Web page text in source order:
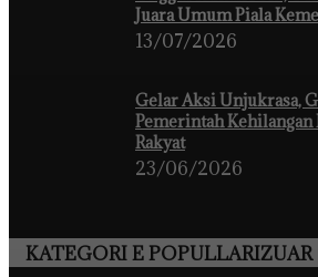
Juara Umum Piala
13/07/2026
Gelar Aksi Unjukrasa,
Pemerintah Kehilangan
Rakyat
23/06/2026
KATEGORI E POPULLARIZUAR